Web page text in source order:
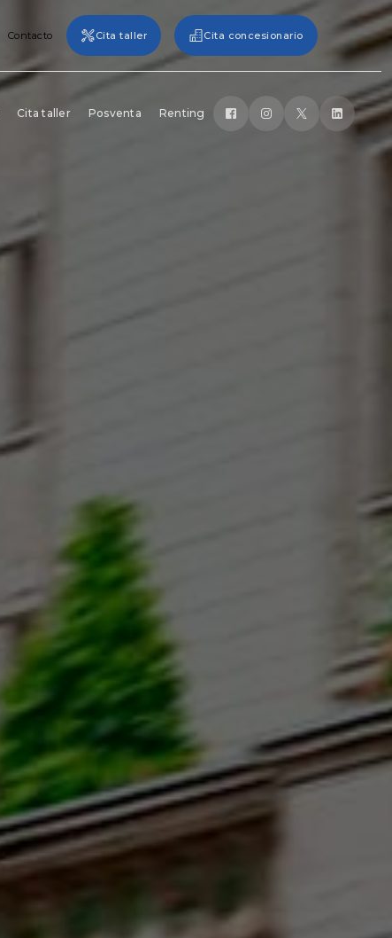
Contacto Cita taller Cita concesionario
Cita taller Posventa Renting